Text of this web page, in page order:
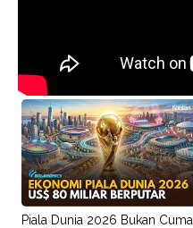
Piala Dunia 2026 Bukan Cuma